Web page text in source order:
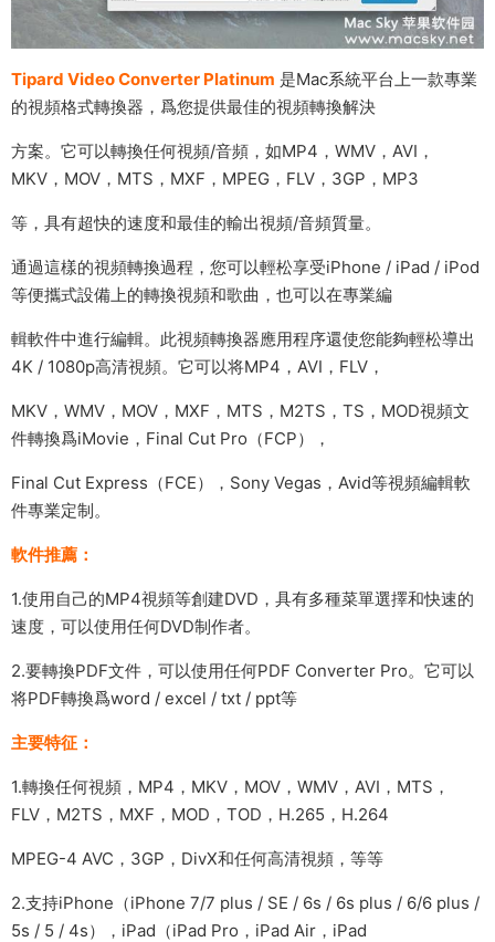
Tipard Video Converter Platinum 是Mac系統平台上一款專業
的視頻格式轉換器，爲您提供最佳的視頻轉換解決
方案。它可以轉換任何視頻/音頻，如MP4，WMV，AVI，
MKV，MOV，MTS，MXF，MPEG，FLV，3GP，MP3
等，具有超快的速度和最佳的輸出視頻/音頻質量。
通過這樣的視頻轉換過程，您可以輕松享受iPhone / iPad / iPod
等便攜式設備上的轉換視頻和歌曲，也可以在專業編
輯軟件中進行編輯。此視頻轉換器應用程序還使您能夠輕松導出
4K / 1080p高清視頻。它可以将MP4，AVI，FLV，
MKV，WMV，MOV，MXF，MTS，M2TS，TS，MOD視頻文
件轉換爲iMovie，Final Cut Pro（FCP），
Final Cut Express（FCE），Sony Vegas，Avid等視頻編輯軟
件專業定制。
軟件推薦：
1.使用自己的MP4視頻等創建DVD，具有多種菜單選擇和快速的
速度，可以使用任何DVD制作者。
2.要轉換PDF文件，可以使用任何PDF Converter Pro。它可以
将PDF轉換爲word / excel / txt / ppt等
主要特征：
1.轉換任何視頻，MP4，MKV，MOV，WMV，AVI，MTS，
FLV，M2TS，MXF，MOD，TOD，H.265，H.264
MPEG-4 AVC，3GP，DivX和任何高清視頻，等等
2.支持iPhone（iPhone 7/7 plus / SE / 6s / 6s plus / 6/6 plus /
5s / 5 / 4s），iPad（iPad Pro，iPad Air，iPad